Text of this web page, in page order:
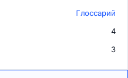
Глоссарий
4
3